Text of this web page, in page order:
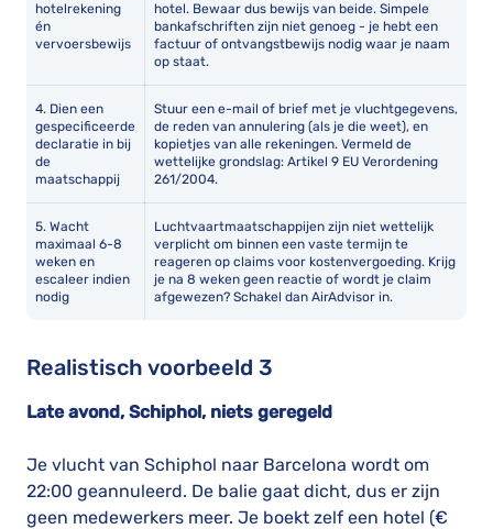
hotelrekening
én
vervoersbewijs
hotel. Bewaar dus bewijs van beide. Simpele
bankafschriften zijn niet genoeg - je hebt een
factuur of ontvangstbewijs nodig waar je naam
op staat.
4. Dien een
gespecificeerde
declaratie in bij
de
maatschappij
Stuur een e-mail of brief met je vluchtgegevens,
de reden van annulering (als je die weet), en
kopietjes van alle rekeningen. Vermeld de
wettelijke grondslag: Artikel 9 EU Verordening
261/2004.
5. Wacht
maximaal 6-8
weken en
escaleer indien
nodig
Luchtvaartmaatschappijen zijn niet wettelijk
verplicht om binnen een vaste termijn te
reageren op claims voor kostenvergoeding. Krijg
je na 8 weken geen reactie of wordt je claim
afgewezen? Schakel dan AirAdvisor in.
Realistisch voorbeeld 3
Late avond, Schiphol, niets geregeld
Je vlucht van Schiphol naar Barcelona wordt om
22:00 geannuleerd. De balie gaat dicht, dus er zijn
geen medewerkers meer. Je boekt zelf een hotel (€